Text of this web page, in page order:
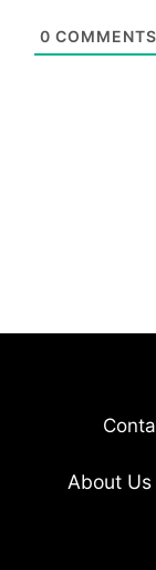
0 COMMENTS
About Us